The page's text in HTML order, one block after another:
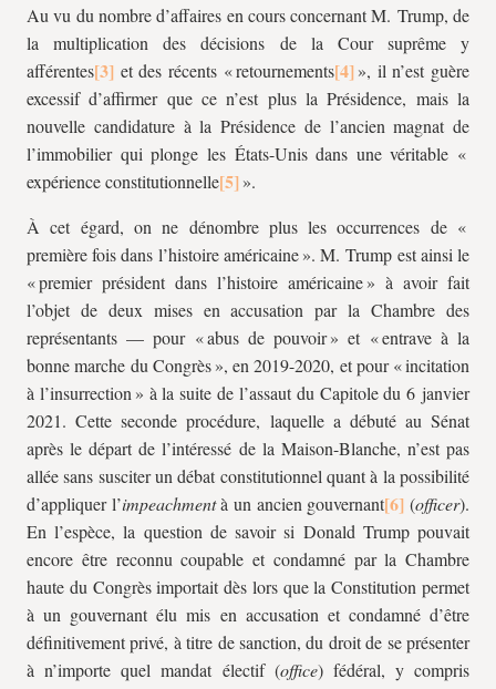
Au vu du nombre d’affaires en cours concernant M. Trump, de
la multiplication des décisions de la Cour suprême y
afférentes
et des récents « retournements
», il n’est guère
excessif d’affirmer que ce n’est plus la Présidence, mais la
nouvelle candidature à la Présidence de l’ancien magnat de
l’immobilier qui plonge les États-Unis dans une véritable «
expérience constitutionnelle
».
À cet égard, on ne dénombre plus les occurrences de «
première fois dans l’histoire américaine ». M. Trump est ainsi le
« premier président dans l’histoire américaine » à avoir fait
l’objet de deux mises en accusation par la Chambre des
représentants — pour « abus de pouvoir » et « entrave à la
bonne marche du Congrès », en 2019-2020, et pour « incitation
à l’insurrection » à la suite de l’assaut du Capitole du 6 janvier
2021. Cette seconde procédure, laquelle a débuté au Sénat
après le départ de l’intéressé de la Maison-Blanche, n’est pas
allée sans susciter un débat constitutionnel quant à la possibilité
d’appliquer l’impeachmentà un ancien gouvernant (officer).
En l’espèce, la question de savoir si Donald Trump pouvait
encore être reconnu coupable et condamné par la Chambre
haute du Congrès importait dès lors que la Constitution permet
à un gouvernant élu mis en accusation et condamné d’être
définitivement privé, à titre de sanction, du droit de se présenter
à n’importe quel mandat électif (office) fédéral, y compris